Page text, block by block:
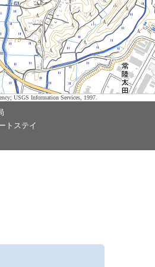
USGS Information Services, 1997.
トステイ